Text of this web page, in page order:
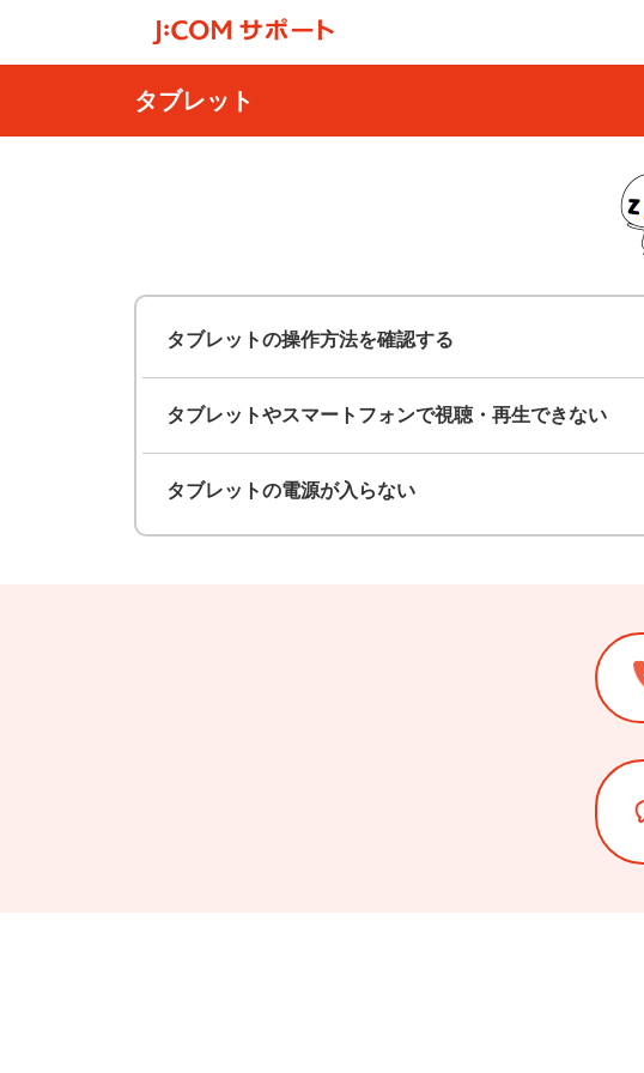
タブレット
タブレットの操作方法を確認する
タブレットやスマートフォンで視聴・再生できない
タブレットの電源が入らない